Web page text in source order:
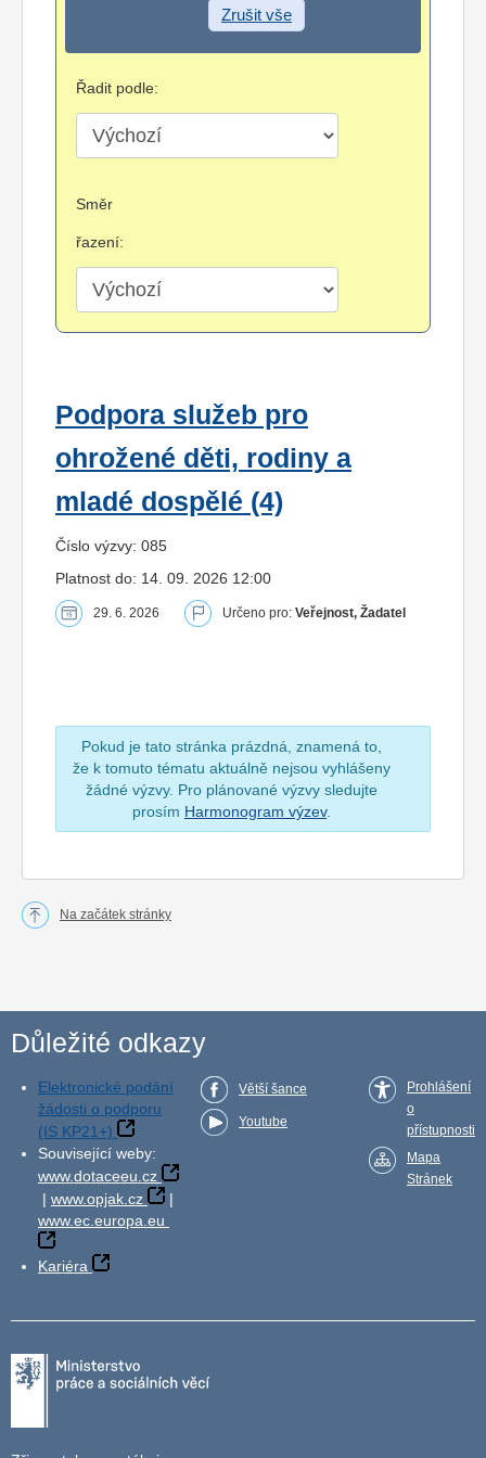
Zrušit vše
Řadit podle:
Směr
řazení:
Podpora služeb pro
ohrožené děti, rodiny a
mladé dospělé (4)
Číslo výzvy: 085
Platnost do: 14. 09. 2026 12:00
29. 6. 2026 Určeno pro: Veřejnost, Žadatel
Pokud je tato stránka prázdná, znamená to,
že k tomuto tématu aktuálně nejsou vyhlášeny
žádné výzvy. Pro plánované výzvy sledujte
prosím Harmonogram výzev.
Na začátek stránky
Důležité odkazy
Elektronické podání
žádosti o podporu
(IS KP21+)
Související weby:
www.dotaceeu.cz
| www.opjak.cz
|
www.ec.europa.eu
Kariéra
Větší šance
Youtube
Prohlášení
o
přístupnosti
Mapa
Stránek